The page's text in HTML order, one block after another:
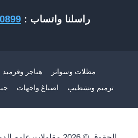
راسلنا واتساب :
مظلات وسواتر هناجر وقرميد
ترميم وتشطيب
اصباغ واجهات